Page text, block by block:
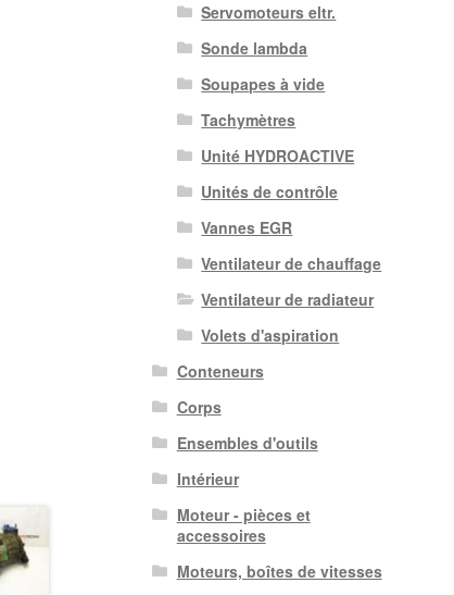
Servomoteurs eltr.
Sonde lambda
Soupapes à vide
Tachymètres
Unité HYDROACTIVE
Unités de contrôle
Vannes EGR
Ventilateur de chauffage
Ventilateur de radiateur
Volets d'aspiration
Conteneurs
Corps
Ensembles d'outils
Intérieur
Moteur - pièces et
accessoires
Moteurs, boîtes de vitesses